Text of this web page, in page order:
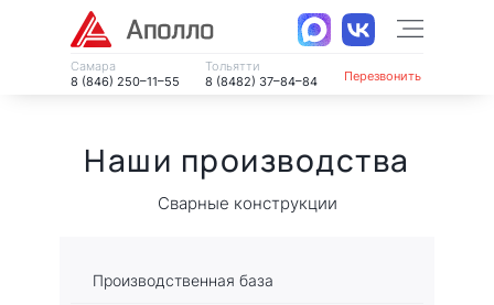
Самара
8 (846) 250–11–55
Тольятти
8 (8482) 37–84–84
Перезвонить
Наши производства
Сварные конструкции
Производственная база